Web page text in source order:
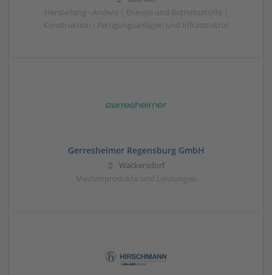
Herstellung - Andere | Energie und Betriebsstoffe |
Konstruktion - Fertigungsanlagen und Infrastruktur
Gerresheimer Regensburg GmbH
Wackersdorf
Medizinprodukte und Leistungen